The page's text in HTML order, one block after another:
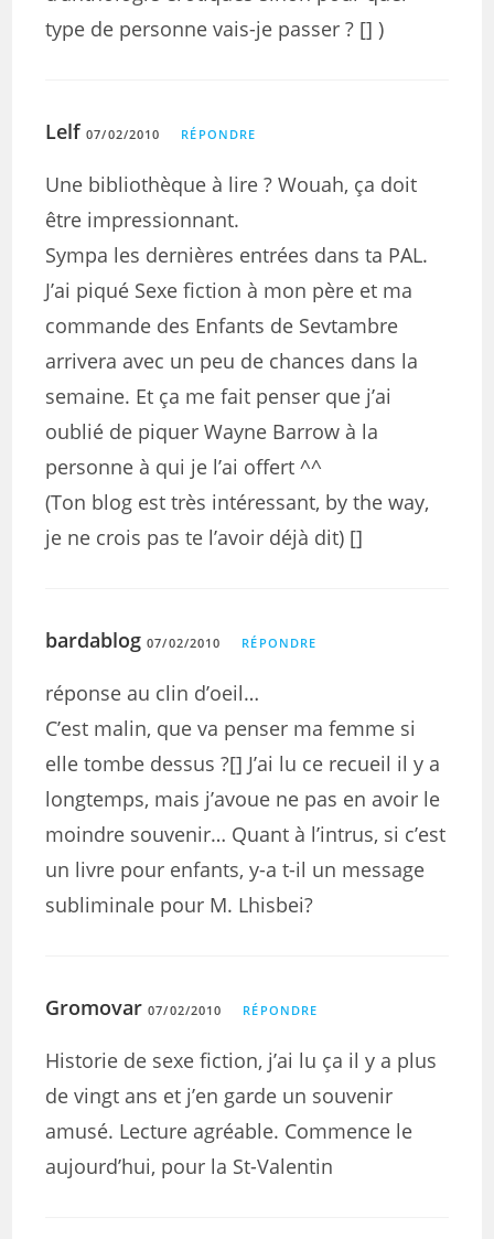
type de personne vais-je passer ? [] )
Lelf 07/02/2010 RÉPONDRE
Une bibliothèque à lire ? Wouah, ça doit
être impressionnant.
Sympa les dernières entrées dans ta PAL.
J’ai piqué Sexe fiction à mon père et ma
commande des Enfants de Sevtambre
arrivera avec un peu de chances dans la
semaine. Et ça me fait penser que j’ai
oublié de piquer Wayne Barrow à la
personne à qui je l’ai offert ^^
(Ton blog est très intéressant, by the way,
je ne crois pas te l’avoir déjà dit) []
bardablog 07/02/2010 RÉPONDRE
réponse au clin d’oeil…
C’est malin, que va penser ma femme si
elle tombe dessus ?[] J’ai lu ce recueil il y a
longtemps, mais j’avoue ne pas en avoir le
moindre souvenir… Quant à l’intrus, si c’est
un livre pour enfants, y-a t-il un message
subliminale pour M. Lhisbei?
Gromovar 07/02/2010 RÉPONDRE
Historie de sexe fiction, j’ai lu ça il y a plus
de vingt ans et j’en garde un souvenir
amusé. Lecture agréable. Commence le
aujourd’hui, pour la St-Valentin